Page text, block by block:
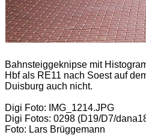
Bahnsteiggeknipse mit
Hbf als RE11 nach Soest auf
Duisburg auch nicht.
Digi Foto: IMG_1214.JPG
Digi Fotos: 0298 (D19/D7/
Foto: Lars Brüggemann